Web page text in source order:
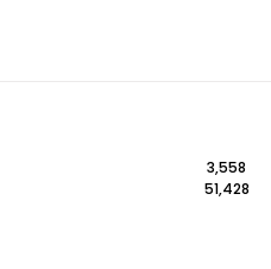
3,558
51,428